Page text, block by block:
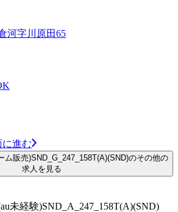
河字川原田65
に進む
ム販売)SND_G_247_158T(A)(SND)のその他の
求人を見る
未経験)SND_A_247_158T(A)(SND)